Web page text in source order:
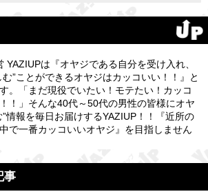
YAZIUPは『オヤジである自分を受け入れ、
む”ことができるオヤジはカッコいい！！』と
。「まだ現役でいたい！モテたい！カッコ
！」そんな40代～50代の男性の皆様にオヤ
”情報を毎日お届けするYAZIUP！！『近所の
で一番カッコいいオヤジ』を目指しません
事